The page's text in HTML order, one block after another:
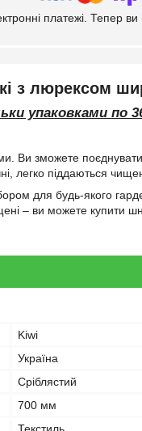
платежі. Тепер
з люрексом
упаковками по
зможете поєднувати
легко піддаються
для будь-якого
– ви можете купити
Kiwi
Україна
Сріблястий
700 мм